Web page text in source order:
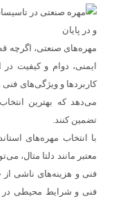
و در پایان
مهره‌های صنعتی، اگرچه
ایمنی، دوام و کیفیت در
کاربردها و ویژگی‌های فنی
می‌دهد که بهترین
تضمین کنند.
با انتخاب مهره‌های
معتبر مانند دلتا متال،
فنی و هزینه‌های ناشی از
فنی و شرایط محیطی در